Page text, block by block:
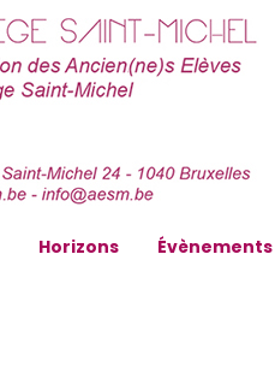
Horizons Évènements